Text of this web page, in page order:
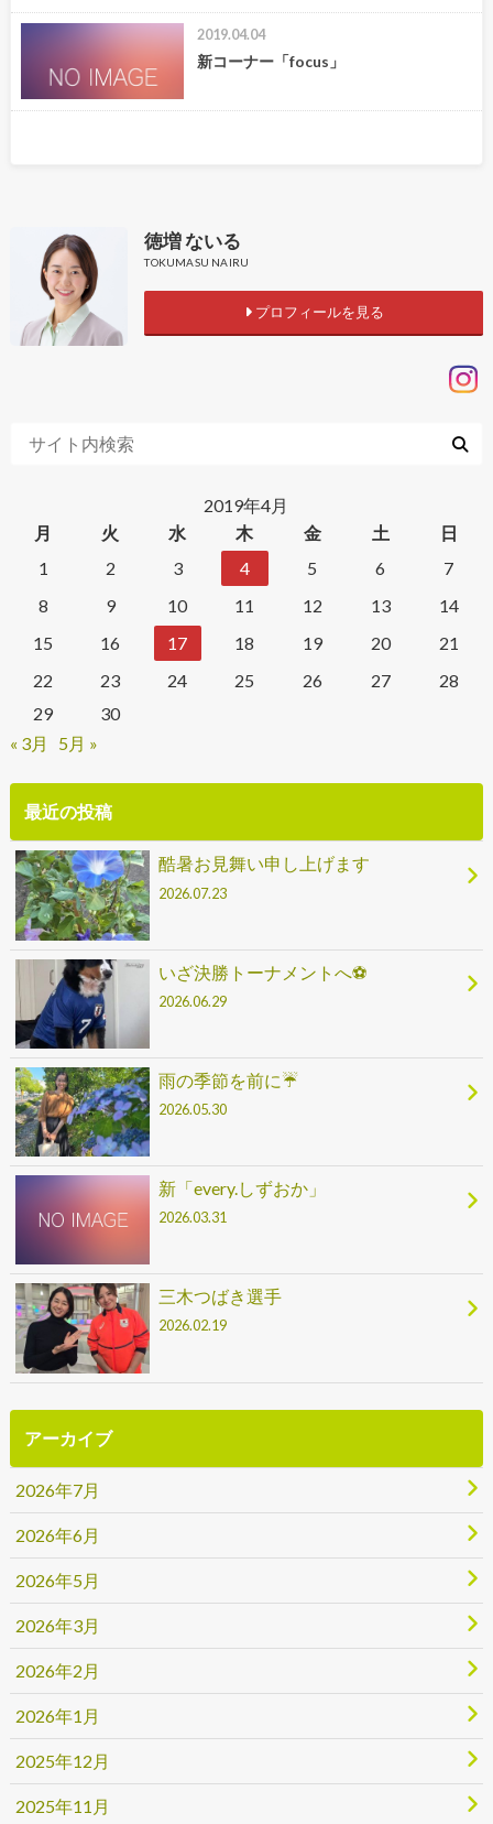
2019.04.04
新コーナー「focus」
徳増 ないる
TOKUMASU NAIRU
プロフィールを見る
2019年4月
月
火 水 木 金 土
日
1
2 3 4 5 6
7
8
9 10 11 12 13
14
15
16 17 18 19 20
21
22
23 24 25 26 27
28
29
30
« 3月
5月 »
最近の投稿
酷暑お見舞い申し上げます
2026.07.23
いざ決勝トーナメントへ⚽
2026.06.29
雨の季節を前に☔
2026.05.30
新「every.しずおか」
2026.03.31
三木つばき選手
2026.02.19
アーカイブ
2026年7月
2026年6月
2026年5月
2026年3月
2026年2月
2026年1月
2025年12月
2025年11月